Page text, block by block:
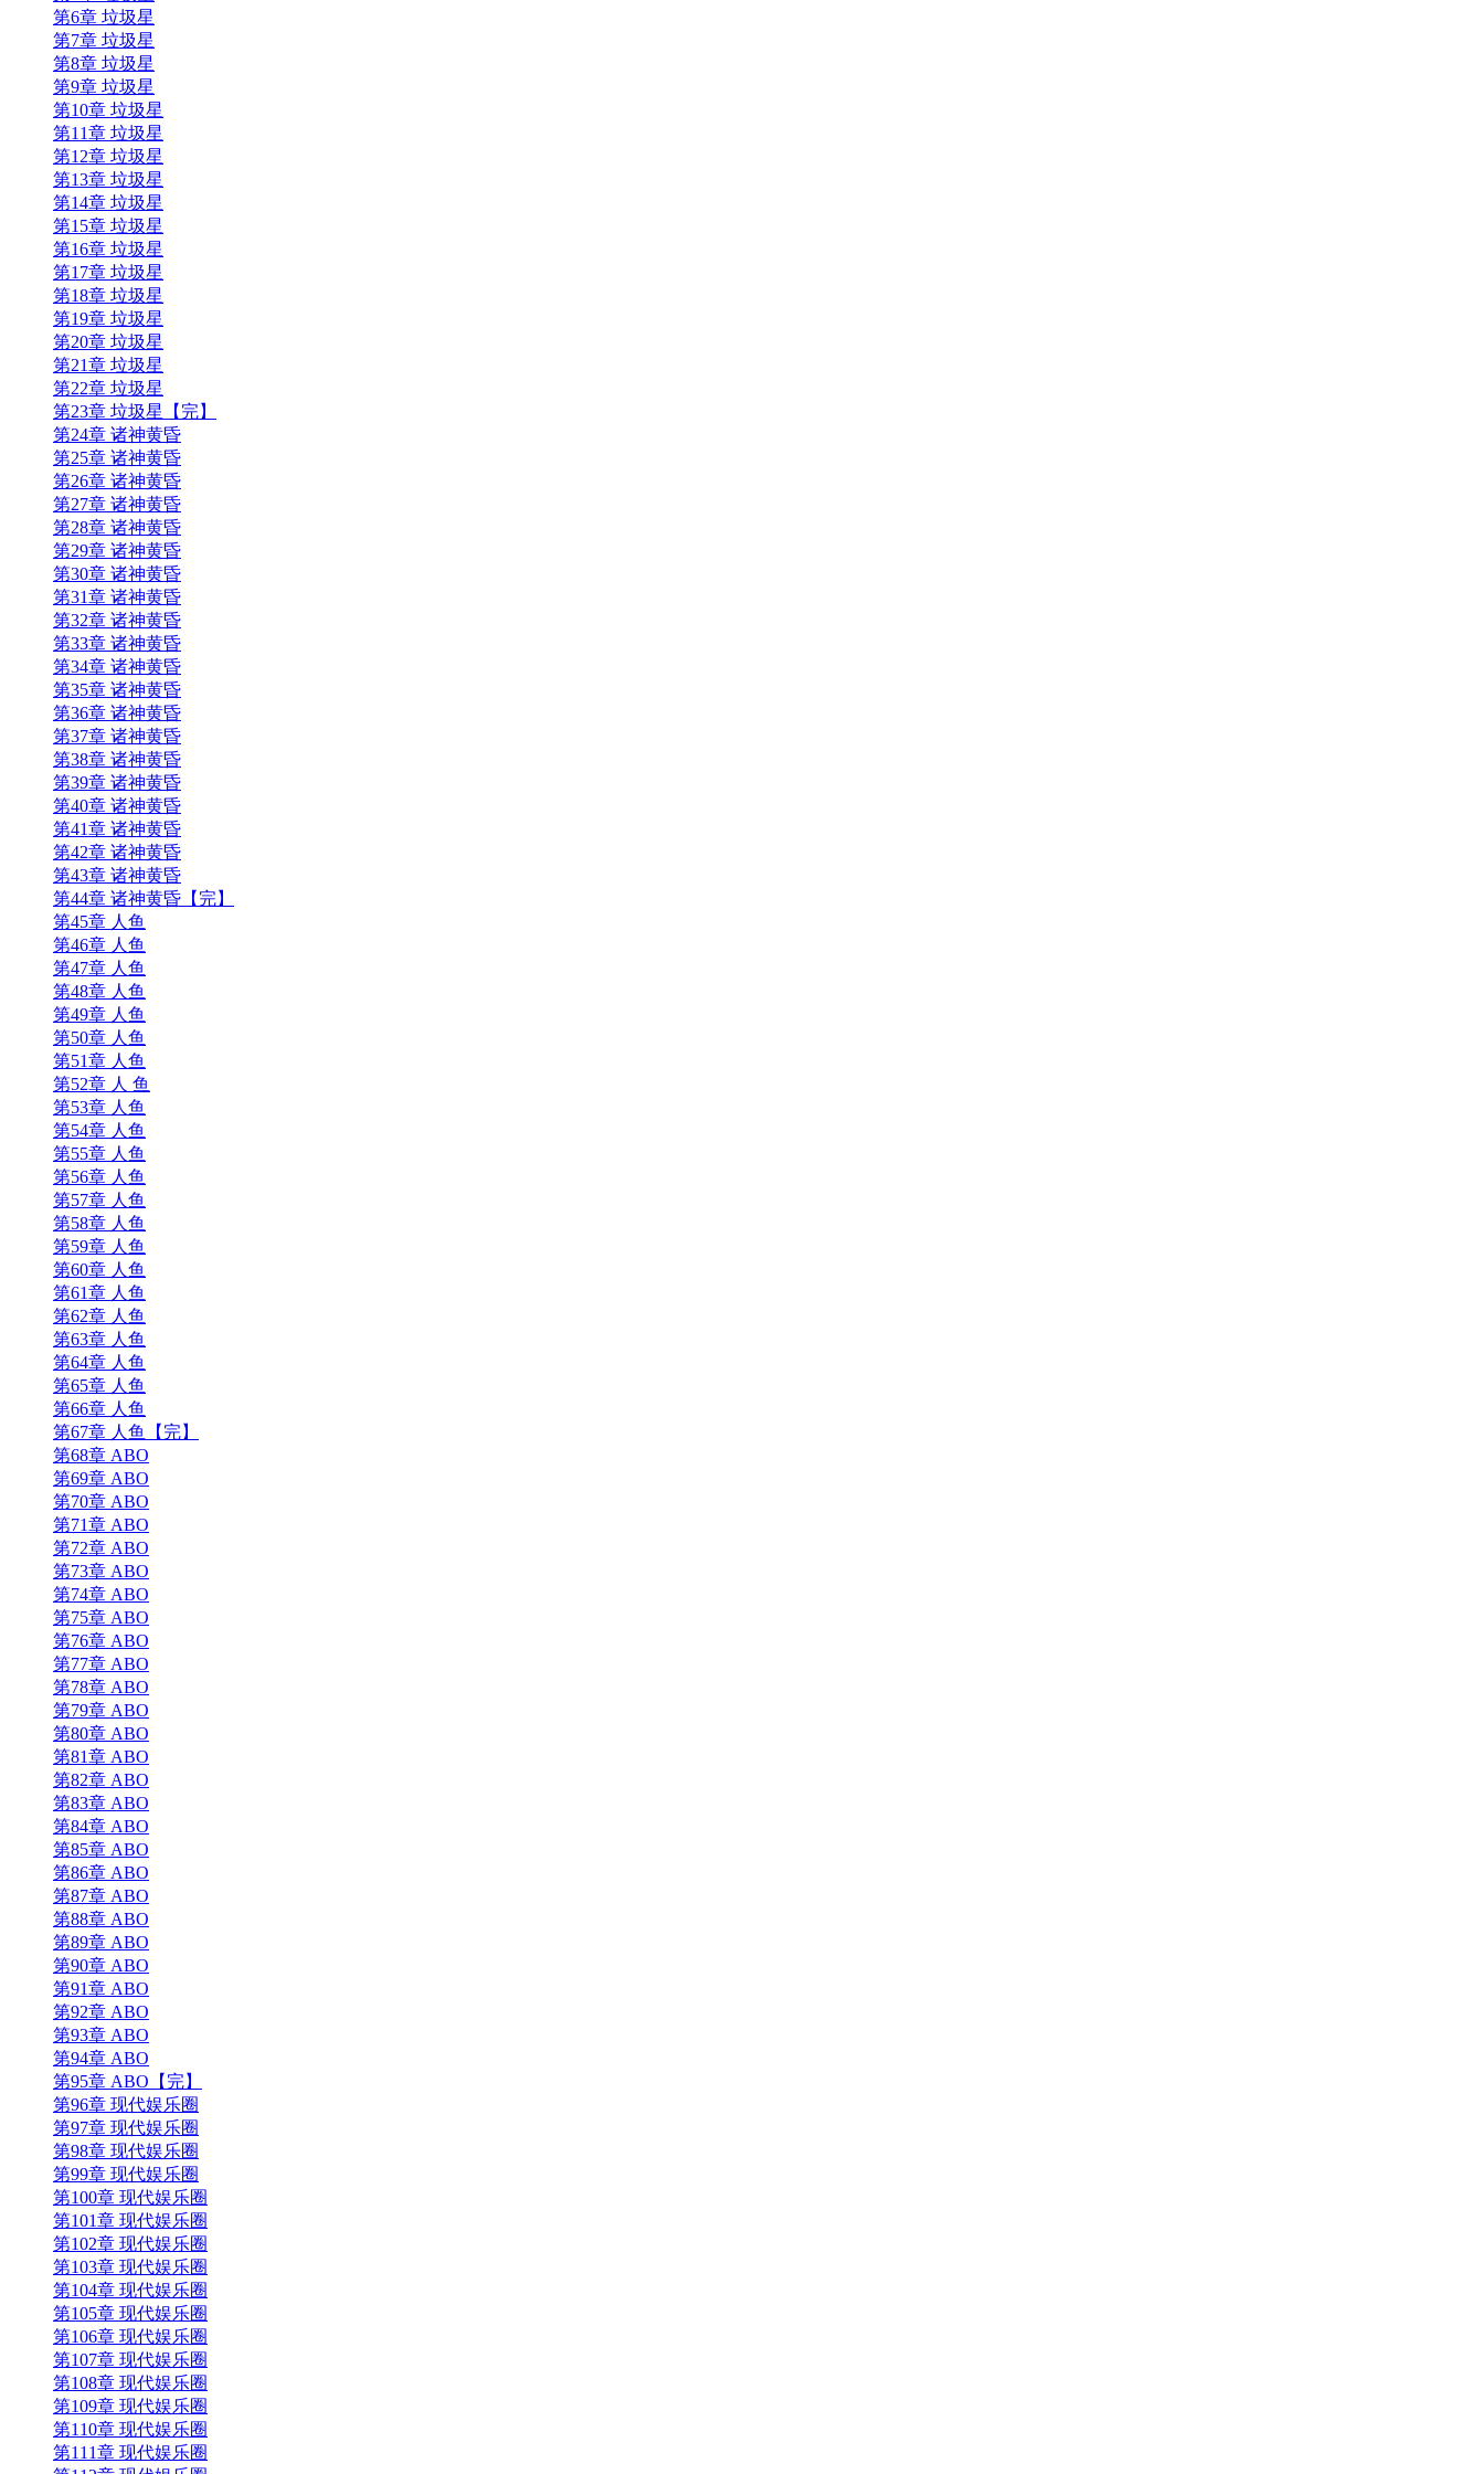
第6章 垃圾星
第7章 垃圾星
第8章 垃圾星
第9章 垃圾星
第10章 垃圾星
第11章 垃圾星
第12章 垃圾星
第13章 垃圾星
第14章 垃圾星
第15章 垃圾星
第16章 垃圾星
第17章 垃圾星
第18章 垃圾星
第19章 垃圾星
第20章 垃圾星
第21章 垃圾星
第22章 垃圾星
第23章 垃圾星【完】
第24章 诸神黄昏
第25章 诸神黄昏
第26章 诸神黄昏
第27章 诸神黄昏
第28章 诸神黄昏
第29章 诸神黄昏
第30章 诸神黄昏
第31章 诸神黄昏
第32章 诸神黄昏
第33章 诸神黄昏
第34章 诸神黄昏
第35章 诸神黄昏
第36章 诸神黄昏
第37章 诸神黄昏
第38章 诸神黄昏
第39章 诸神黄昏
第40章 诸神黄昏
第41章 诸神黄昏
第42章 诸神黄昏
第43章 诸神黄昏
第44章 诸神黄昏【完】
第45章 人鱼
第46章 人鱼
第47章 人鱼
第48章 人鱼
第49章 人鱼
第50章 人鱼
第51章 人鱼
第52章 人 鱼
第53章 人鱼
第54章 人鱼
第55章 人鱼
第56章 人鱼
第57章 人鱼
第58章 人鱼
第59章 人鱼
第60章 人鱼
第61章 人鱼
第62章 人鱼
第63章 人鱼
第64章 人鱼
第65章 人鱼
第66章 人鱼
第67章 人鱼【完】
第68章 ABO
第69章 ABO
第70章 ABO
第71章 ABO
第72章 ABO
第73章 ABO
第74章 ABO
第75章 ABO
第76章 ABO
第77章 ABO
第78章 ABO
第79章 ABO
第80章 ABO
第81章 ABO
第82章 ABO
第83章 ABO
第84章 ABO
第85章 ABO
第86章 ABO
第87章 ABO
第88章 ABO
第89章 ABO
第90章 ABO
第91章 ABO
第92章 ABO
第93章 ABO
第94章 ABO
第95章 ABO【完】
第96章 现代娱乐圈
第97章 现代娱乐圈
第98章 现代娱乐圈
第99章 现代娱乐圈
第100章 现代娱乐圈
第101章 现代娱乐圈
第102章 现代娱乐圈
第103章 现代娱乐圈
第104章 现代娱乐圈
第105章 现代娱乐圈
第106章 现代娱乐圈
第107章 现代娱乐圈
第108章 现代娱乐圈
第109章 现代娱乐圈
第110章 现代娱乐圈
第111章 现代娱乐圈